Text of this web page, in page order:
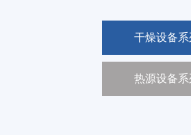
干燥设备系
热源设备系